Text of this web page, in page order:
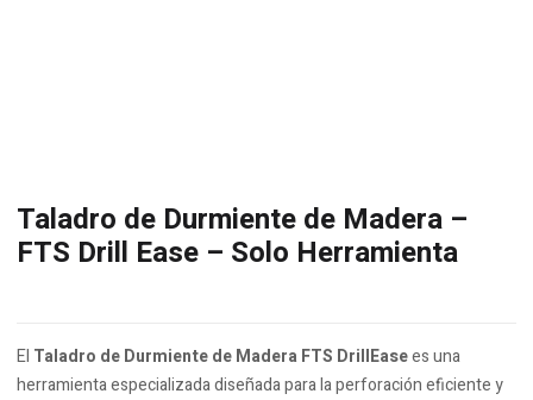
Taladro de Durmiente de Madera –
FTS Drill Ease – Solo Herramienta
El Taladro de Durmiente de Madera FTS DrillEasees una
herramienta especializada diseñada para la perforación eficiente y